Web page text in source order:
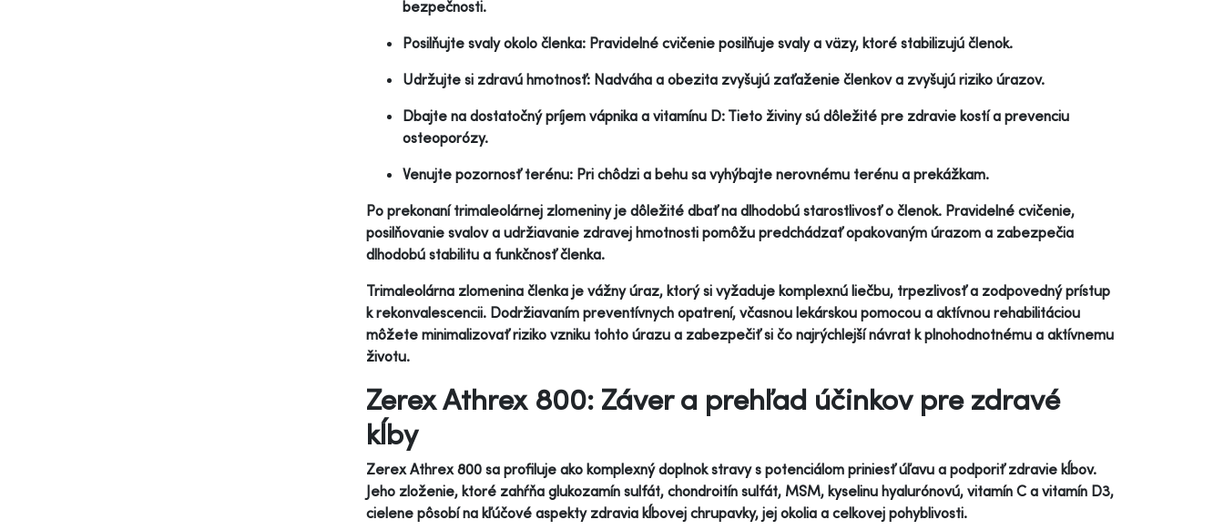
bezpečnosti.
Posilňujte svaly okolo členka: Pravidelné cvičenie posilňuje svaly a väzy, ktoré stabilizujú členok.
Udržujte si zdravú hmotnosť: Nadváha a obezita zvyšujú zaťaženie členkov a zvyšujú riziko úrazov.
Dbajte na dostatočný príjem vápnika a vitamínu D: Tieto živiny sú dôležité pre zdravie kostí a prevenciu
osteoporózy.
Venujte pozornosť terénu: Pri chôdzi a behu sa vyhýbajte nerovnému terénu a prekážkam.
Po prekonaní trimaleolárnej zlomeniny je dôležité dbať na dlhodobú starostlivosť o členok. Pravidelné cvičenie,
posilňovanie svalov a udržiavanie zdravej hmotnosti pomôžu predchádzať opakovaným úrazom a zabezpečia
dlhodobú stabilitu a funkčnosť členka.
Trimaleolárna zlomenina členka je vážny úraz, ktorý si vyžaduje komplexnú liečbu, trpezlivosť a zodpovedný prístup
k rekonvalescencii. Dodržiavaním preventívnych opatrení, včasnou lekárskou pomocou a aktívnou rehabilitáciou
môžete minimalizovať riziko vzniku tohto úrazu a zabezpečiť si čo najrýchlejší návrat k plnohodnotnému a aktívnemu
životu.
Zerex Athrex 800: Záver a prehľad účinkov pre zdravé
kĺby
Zerex Athrex 800 sa profiluje ako komplexný doplnok stravy s potenciálom priniesť úľavu a podporiť zdravie kĺbov.
Jeho zloženie, ktoré zahŕňa glukozamín sulfát, chondroitín sulfát, MSM, kyselinu hyalurónovú, vitamín C a vitamín D3,
cielene pôsobí na kľúčové aspekty zdravia kĺbovej chrupavky, jej okolia a celkovej pohyblivosti.